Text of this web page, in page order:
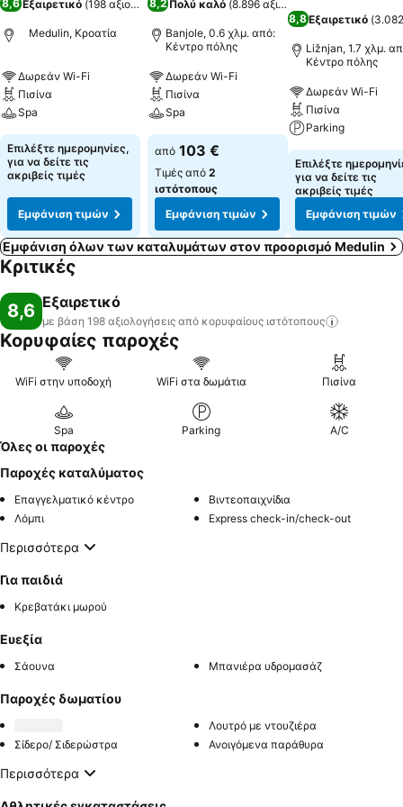
8,6 Εξαιρετικό (198 αξιολογήσεις)
Medulin, Κροατία
Δωρεάν Wi-Fi
Πισίνα
Spa
Επιλέξτε ημερομηνίες,
για να δείτε τις
ακριβείς τιμές
Εμφάνιση τιμών
8,2 Πολύ καλό (8.896 αξιολογήσεις
Banjole, 0.6 χλμ. από:
Κέντρο πόλης
Δωρεάν Wi-Fi
Πισίνα
Spa
από 103 €
Τιμές από 2
ιστότοπους
Εμφάνιση τιμών
8,8Εξαιρετικό (3.082
Ližnjan, 1.7 χλμ.
Κέντρο πόλης
Δωρεάν Wi-Fi
Πισίνα
Parking
Επιλέξτε
για να δείτε τις
ακριβείς τιμές
Εμφάνιση τιμών
Εμφάνιση όλων των καταλυμάτων στον προορισμό Medulin
Κριτικές
8,6 Εξαιρετικό
με βάση 198 αξιολογήσεις από κορυφαίους ιστότοπους
Κορυφαίες παροχές
WiFi στην υποδοχή WiFi στα δωμάτια Πισίνα
Spa Parking A/C
Όλες οι παροχές
Παροχές καταλύματος
Επαγγελματικό κέντρο
Βιντεοπαιχνίδια
Λόμπι
Express check-in/check-out
Περισσότερα
Για παιδιά
Κρεβατάκι μωρού
Ευεξία
Σάουνα Μπανιέρα υδρομασάζ
Παροχές δωματίου
Λουτρό με ντουζιέρα
Σίδερο/ Σιδερώστρα
Ανοιγόμενα παράθυρα
Περισσότερα